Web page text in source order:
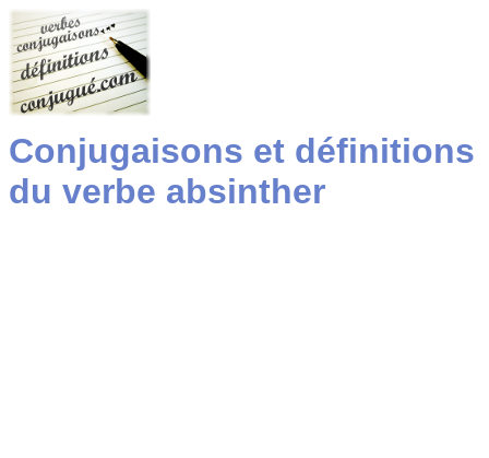
Conjugaisons et définitions
du verbe absinther